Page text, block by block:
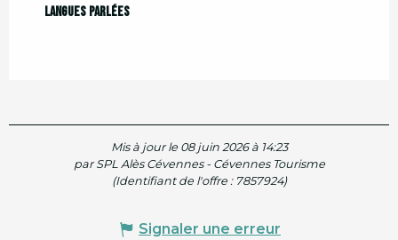
Langues parlées
Langues parlées
Mis à jour le 08 juin 2026 à 14:23
par SPL Alès Cévennes - Cévennes Tourisme
(Identifiant de l'offre : 7857924)
Signaler une erreur